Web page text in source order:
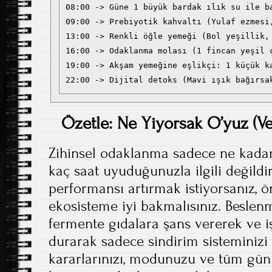
08:00 -> Güne 1 büyük bardak ılık su ile
09:00 -> Prebiyotik kahvaltı (Yulaf
13:00 -> Renkli öğle yemeği (Bol
16:00 -> Odaklanma molası (1 fincan
19:00 -> Akşam yemeğine eşlikçi: 1 küçük
Özetle: Ne Yiyorsak O’yuz
Zihinsel odaklanma sadece ne
kaç saat uyuduğunuzla ilgili
performansı artırmak istiyorsanız,
ekosisteme iyi bakmalısınız.
fermente gıdalara şans vererek ve
durarak sadece sindirim sisteminizi
kararlarınızı, modunuzu ve tüm